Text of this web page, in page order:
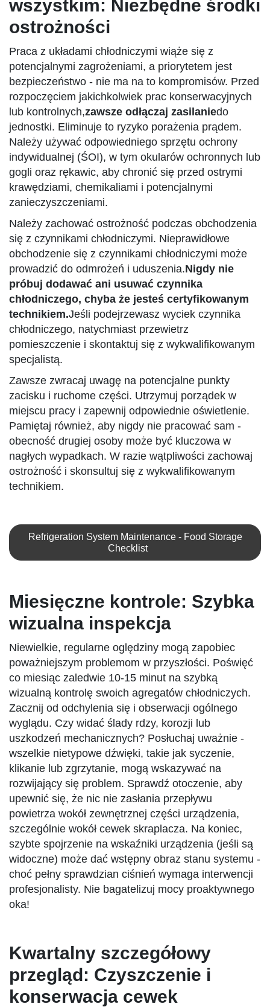
wszystkim: Niezbędne środki
ostrożności
Praca z układami chłodniczymi wiąże się z
potencjalnymi zagrożeniami, a priorytetem jest
bezpieczeństwo - nie ma na to kompromisów. Przed
rozpoczęciem jakichkolwiek prac konserwacyjnych
lub kontrolnych,zawsze odłączaj zasilaniedo
jednostki. Eliminuje to ryzyko porażenia prądem.
Należy używać odpowiedniego sprzętu ochrony
indywidualnej (ŚOI), w tym okularów ochronnych lub
gogli oraz rękawic, aby chronić się przed ostrymi
krawędziami, chemikaliami i potencjalnymi
zanieczyszczeniami.
Należy zachować ostrożność podczas obchodzenia
się z czynnikami chłodniczymi. Nieprawidłowe
obchodzenie się z czynnikami chłodniczymi może
prowadzić do odmrożeń i uduszenia.Nigdy nie
próbuj dodawać ani usuwać czynnika
chłodniczego, chyba że jesteś certyfikowanym
technikiem.Jeśli podejrzewasz wyciek czynnika
chłodniczego, natychmiast przewietrz
pomieszczenie i skontaktuj się z wykwalifikowanym
specjalistą.
Zawsze zwracaj uwagę na potencjalne punkty
zacisku i ruchome części. Utrzymuj porządek w
miejscu pracy i zapewnij odpowiednie oświetlenie.
Pamiętaj również, aby nigdy nie pracować sam -
obecność drugiej osoby może być kluczowa w
nagłych wypadkach. W razie wątpliwości zachowaj
ostrożność i skonsultuj się z wykwalifikowanym
technikiem.
Refrigeration System Maintenance - Food Storage
Checklist
Miesięczne kontrole: Szybka
wizualna inspekcja
Niewielkie, regularne oględziny mogą zapobiec
poważniejszym problemom w przyszłości. Poświęć
co miesiąc zaledwie 10-15 minut na szybką
wizualną kontrolę swoich agregatów chłodniczych.
Zacznij od odchylenia się i obserwacji ogólnego
wyglądu. Czy widać ślady rdzy, korozji lub
uszkodzeń mechanicznych? Posłuchaj uważnie -
wszelkie nietypowe dźwięki, takie jak syczenie,
klikanie lub zgrzytanie, mogą wskazywać na
rozwijający się problem. Sprawdź otoczenie, aby
upewnić się, że nic nie zasłania przepływu
powietrza wokół zewnętrznej części urządzenia,
szczególnie wokół cewek skraplacza. Na koniec,
szybte spojrzenie na wskaźniki urządzenia (jeśli są
widoczne) może dać wstępny obraz stanu systemu -
choć pełny sprawdzian ciśnień wymaga interwencji
profesjonalisty. Nie bagatelizuj mocy proaktywnego
oka!
Kwartalny szczegółowy
przegląd: Czyszczenie i
konserwacja cewek